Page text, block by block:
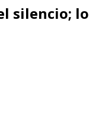
silencio; lo